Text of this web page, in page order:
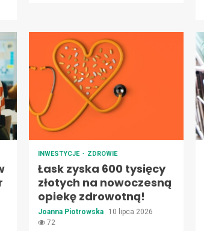
INWESTYCJE ZDROWIE
Łask zyska 600 tysięcy
złotych na nowoczesną
opiekę zdrowotną!
Joanna Piotrowska
10 lipca 2026
72